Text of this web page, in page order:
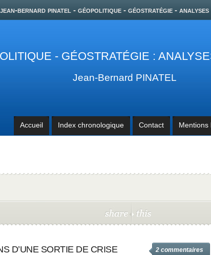
jean-bernard pinatel - géopolitique - géostratégie - analyses
- GÉOSTRATÉGIE :
Jean-Bernard PINATEL
Accueil Index chronologique Contact Mentions
D’UNE SORTIE DE CRISE 2 commentaires